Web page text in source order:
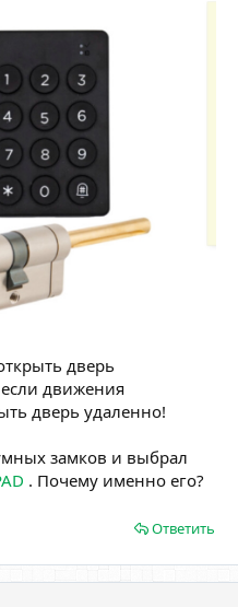
дверь
движения
дверь удаленно!
замков и выбрал
. Почему именно его?
Ответить